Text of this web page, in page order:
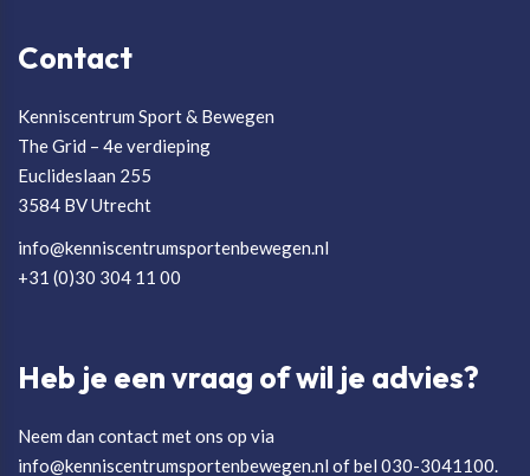
Contact
Kenniscentrum Sport & Bewegen
The Grid – 4e verdieping
Euclideslaan 255
3584 BV Utrecht
info@kenniscentrumsportenbewegen.nl
+31 (0)30 304 11 00
Heb je een vraag of wil je advies?
Neem dan contact met ons op via
info@kenniscentrumsportenbewegen.nl of bel 030-3041100.